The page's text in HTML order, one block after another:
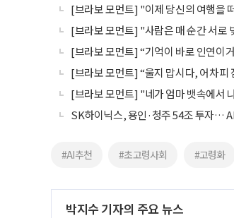
[브라보 모먼트] "이제 당신의 여행을
[브라보 모먼트] "사람은 매 순간 서로
[브라보 모먼트] “기억이 바로 인연이
[브라보 모먼트] “울지 맙시다, 어차피
[브라보 모먼트] "네가 엄마 뱃속에서
SK하이닉스, 용인·청주 54조 투자…
#AI추천 #초고령사회 #고령화
박지수 기자의 주요 뉴스